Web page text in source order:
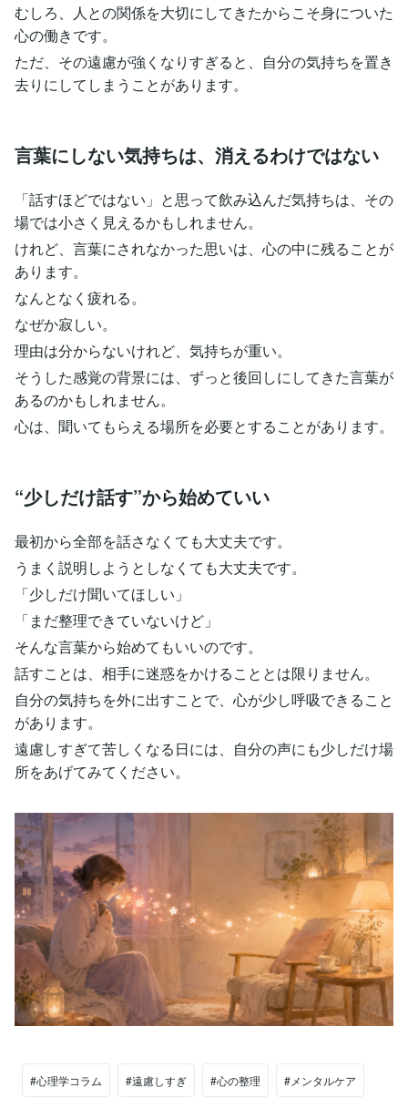
むしろ、人との関係を大切にしてきたからこそ身についた
心の働きです。
ただ、その遠慮が強くなりすぎると、自分の気持ちを置き
去りにしてしまうことがあります。
言葉にしない気持ちは、消えるわけではない
「話すほどではない」と思って飲み込んだ気持ちは、その
場では小さく見えるかもしれません。
けれど、言葉にされなかった思いは、心の中に残ることが
あります。
なんとなく疲れる。
なぜか寂しい。
理由は分からないけれど、気持ちが重い。
そうした感覚の背景には、ずっと後回しにしてきた言葉が
あるのかもしれません。
心は、聞いてもらえる場所を必要とすることがあります。
“少しだけ話す”から始めていい
最初から全部を話さなくても大丈夫です。
うまく説明しようとしなくても大丈夫です。
「少しだけ聞いてほしい」
「まだ整理できていないけど」
そんな言葉から始めてもいいのです。
話すことは、相手に迷惑をかけることとは限りません。
自分の気持ちを外に出すことで、心が少し呼吸できること
があります。
遠慮しすぎて苦しくなる日には、自分の声にも少しだけ場
所をあげてみてください。
#心理学コラム #遠慮しすぎ #心の整理 #メンタルケア